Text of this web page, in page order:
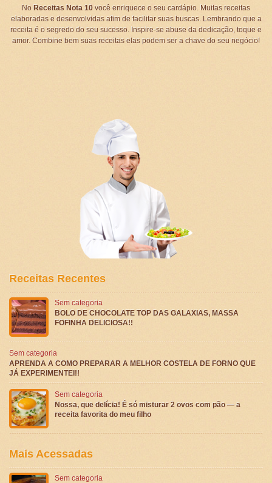
No Receitas Nota 10você enriquece o seu cardápio. Muitas receitas
elaboradas e desenvolvidas afim de facilitar suas buscas. Lembrando que a
receita é o segredo do seu sucesso. Inspire-se abuse da dedicação, toque e
amor. Combine bem suas receitas elas podem ser a chave do seu negócio!
Receitas Recentes
Sem categoria
BOLO DE CHOCOLATE TOP DAS GALAXIAS, MASSA
FOFINHA DELICIOSA!!
Sem categoria
APRENDA A COMO PREPARAR A MELHOR COSTELA DE FORNO QUE
JÁ EXPERIMENTEI!!
Sem categoria
Nossa, que delícia! É só misturar 2 ovos com pão — a
receita favorita do meu filho
Mais Acessadas
Sem categoria